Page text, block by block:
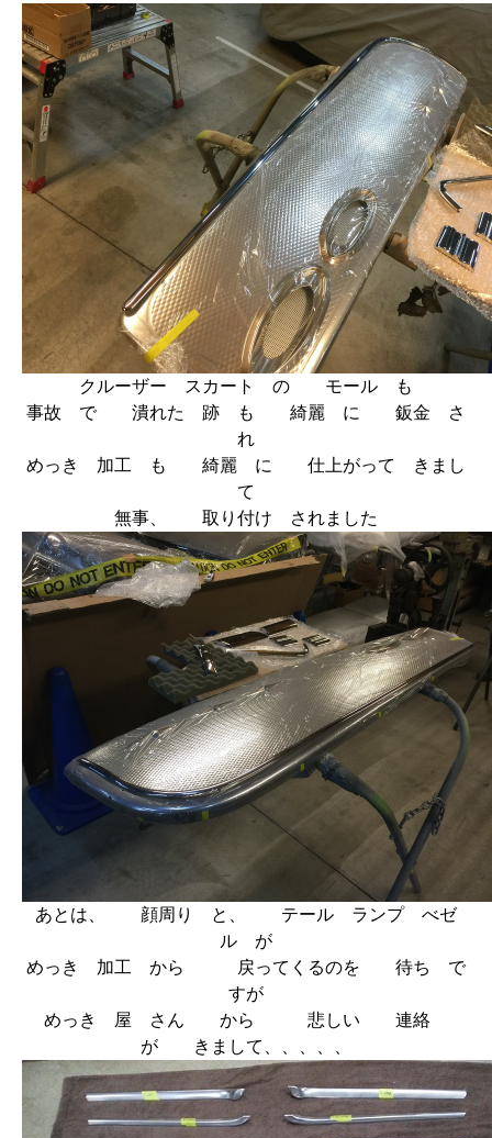
クルーザー スカート の モール も
事故 で 潰れた 跡 も 綺麗 に 鈑金 さ
れ
めっき 加工 も 綺麗 に 仕上がって きまし
て
無事、 取り付け されました
あとは、 顔周り と、 テール ランプ べゼ
ル が
めっき 加工 から 戻ってくるのを 待ち で
すが
めっき 屋 さん から 悲しい 連絡
が きまして、、、、、